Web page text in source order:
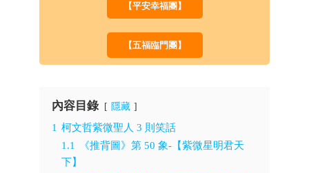
【平安幸福團】
【五福臨門團】
內容目錄 隱藏
1 柯文哲紫微聖人 3 則笑話
1.1
《推背圖》第 50 象-【紫微星明君天
下】